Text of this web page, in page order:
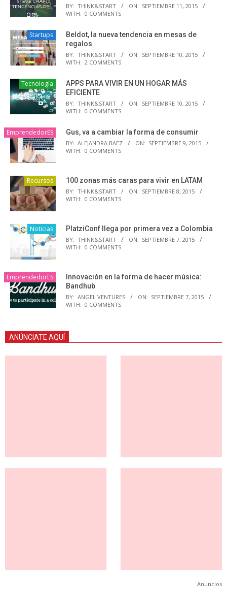
BY: THINK&START ON: SEPTIEMBRE 11, 2015
WITH: 0 COMMENTS
Startups
Beldot, la nueva tendencia en mesas de
regalos
BY: THINK&START ON: SEPTIEMBRE 10, 2015
WITH: 2 COMMENTS
Tecnología
APPS PARA VIVIR EN UN HOGAR MÁS
EFICIENTE
BY: THINK&START ON: SEPTIEMBRE 10, 2015
WITH: 0 COMMENTS
EmprendedorES Gus, va a cambiar la forma de consumir
BY: ALEJANDRA BAEZ ON: SEPTIEMBRE 9, 2015
WITH: 0 COMMENTS
Recursos 100 zonas más caras para vivir en LATAM
BY: THINK&START ON: SEPTIEMBRE 8, 2015
WITH: 0 COMMENTS
Noticias PlatziConf llega por primera vez a Colombia
BY: THINK&START ON: SEPTIEMBRE 7, 2015
WITH: 0 COMMENTS
EmprendedorES
Innovación en la forma de hacer música:
Bandhub
BY: ANGEL VENTURES ON: SEPTIEMBRE 7, 2015
WITH: 0 COMMENTS
ANÚNCIATE AQUÍ
Anuncios